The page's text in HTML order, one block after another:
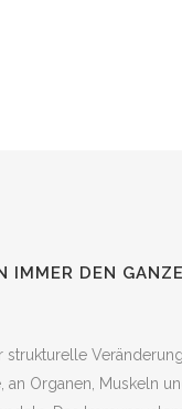
DEN
strukturelle
an Organen, Muskeln